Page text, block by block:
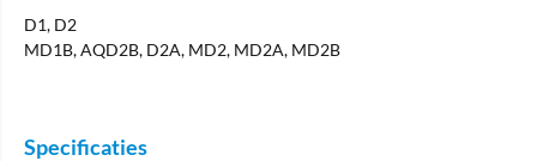
D1, D2
MD1B, AQD2B, D2A, MD2, MD2A, MD2B
Specificaties